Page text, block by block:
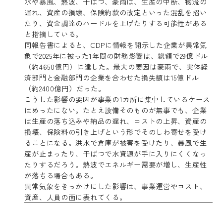
遅れ、資産の損壊、保険約款の改定といった混乱を招い
たり、資金調達のハードルを上げたりする可能性がある
と指摘している。
同報告書によると、CDPに情報を開示した企業が異常気
象で2025年に被った1年間の財務影響は、総額で29億ドル
（約4650億円）に達した。最大の要因は豪雨で、実体経
済部門と金融部門の企業を合わせた損失額は15億ドル
（約2400億円）だった。
こうした影響の要因が事業の1カ所に集中しているケース
はめったにない。たとえ設備そのものが無事でも、企業
は生産の落ち込みや納品の遅れ、コストの上昇、資産の
損壊、保険料の引き上げという形でそのしわ寄せを受け
ることになる。洪水で倉庫が被害を受けたり、暴風で生
産が止まったり、干ばつで水資源が手に入りにくくなっ
たりするだろう。熱波でエネルギー需要が増し、生産性
が落ちる場合もある。
異常気象をきっかけにした影響は、事業運営やコスト、
資産、人員の面に表れてくる。